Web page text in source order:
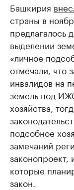
Башкирия
страны в
предлагалось
выделении
«личное
отмечали, что
инвалидов на
земель под
хозяйства,
подсобное
замечаний
которые
закон.